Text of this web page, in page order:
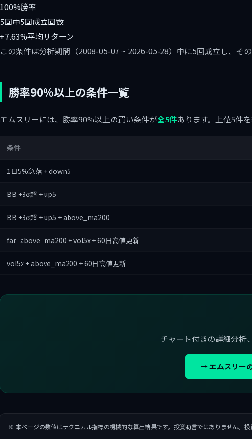
100%勝率
5回中5回成立回数
+7.63%平均リターン
この条件は分析期間（2008-05-07 ~ 2026-05-28）中に5回成立し、そ
勝率90%以上の条件一覧
エムスリーには、勝率90%以上の買い条件が全5件あります。上位5件を
条件
1日5%急落 + down5
BB +3σ超 + up5
BB +3σ超 + up5 + above_ma200
far_above_ma200 + vol5x + 60日高値更新
vol5x + above_ma200 + 60日高値更新
チャート付きの詳細分析
→ エムスリー
※ 本ページの数値はテクニカル指標の機械的な算出結果です。投資助言ではありません。投